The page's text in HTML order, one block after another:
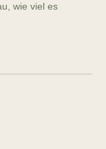
wie viel es